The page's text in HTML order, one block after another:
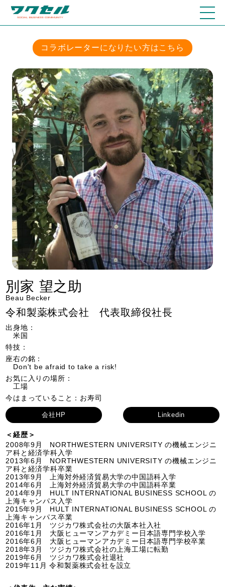
コラボレーターになりたい方はこちら
別家 望之助
Beau Becker
令和製薬株式会社 代表取締役社長
出身地：
米国
特技：
座右の銘：
Don't be afraid to take a risk!
お気に入りの場所：
工場
今はまっていること：お寿司
会社HP Linkedin
＜経歴＞
2008年9月 NORTHWESTERN UNIVERSITY の機械エンジニ
ア科と経済学科入学
2013年6月 NORTHWESTERN UNIVERSITY の機械エンジニ
ア科と経済学科卒業
2013年9月 上海対外経済貿易大学の中国語科入学
2014年6月 上海対外経済貿易大学の中国語科卒業
2014年9月 HULT INTERNATIONAL BUSINESS SCHOOL の
上海キャンパス入学
2015年9月 HULT INTERNATIONAL BUSINESS SCHOOL の
上海キャンパス卒業
2016年1月 ツジカワ株式会社の大阪本社入社
2016年1月 大阪ヒューマンアカデミー日本語専門学校入学
2016年6月 大阪ヒューマンアカデミー日本語専門学校卒業
2018年3月 ツジカワ株式会社の上海工場に転勤
2019年6月 ツジカワ株式会社退社
2019年11月 令和製薬株式会社を設立